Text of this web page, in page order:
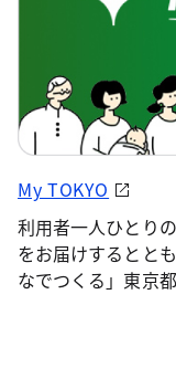
My TOKYO
利用者一人ひとり
をお届けするとと
なでつくる」東京